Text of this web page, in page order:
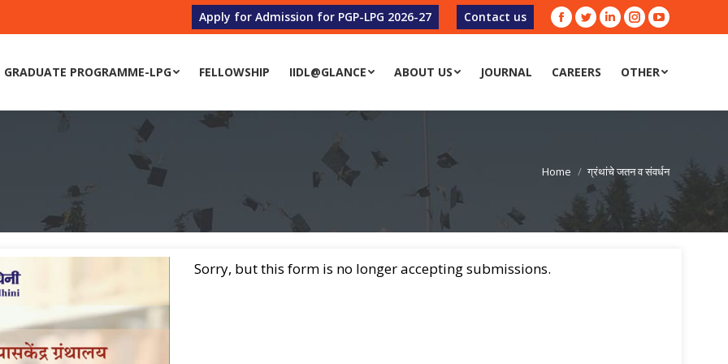
Apply for Admission for PGP-LPG 2026-27 Contact us
Facebook
TwitterLinkedin
Instagram
YouTube
GRADUATE PROGRAMME-LPG FELLOWSHIP IIDL@GLANCE ABOUT US JOURNAL CAREERS OTHER
Home ग्रंथांचे जतन व संवर्धन
Sorry, but this form is no longer accepting submissions.